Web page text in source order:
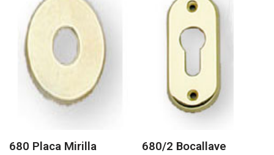
680 Placa Mirilla 680/2 Bocallave